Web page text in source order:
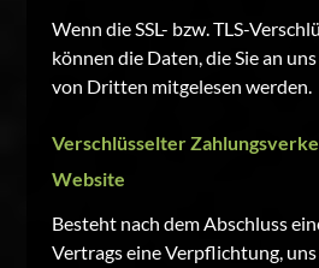
Wenn die SSL- bzw. TLS-
können die Daten, die Sie an
von Dritten mitgelesen werden.
Verschlüsselter
Website
Besteht nach dem Abschluss
Vertrags eine Verpflichtung,